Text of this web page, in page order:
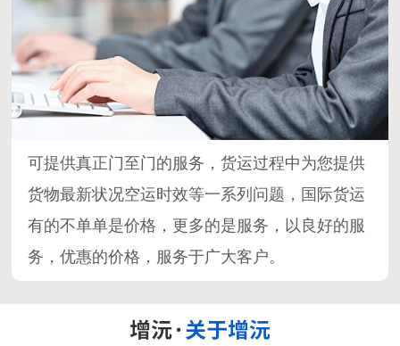
可提供真正门至门的服务，货运过程中为您提供
货物最新状况空运时效等一系列问题，国际货运
有的不单单是价格，更多的是服务，以良好的服
务，优惠的价格，服务于广大客户。